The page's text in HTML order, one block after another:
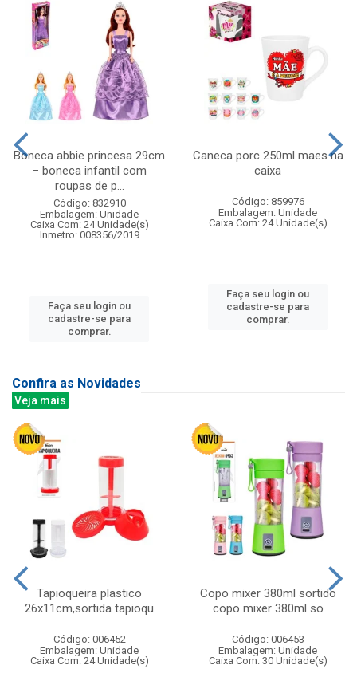
Boneca abbie princesa 29cm
– boneca infantil com
roupas de p...
Código: 832910
Embalagem: Unidade
Caixa Com: 24 Unidade(s)
Inmetro: 008356/2019
Faça seu login ou
cadastre-se para
comprar.
Caneca porc 250ml maes na
caixa
Código: 859976
Embalagem: Unidade
Caixa Com: 24 Unidade(s)
Faça seu login ou
cadastre-se para
comprar.
Confira as Novidades
Veja mais
Tapioqueira plastico
26x11cm,sortida tapioqu
Código: 006452
Embalagem: Unidade
Caixa Com: 24 Unidade(s)
Copo mixer 380ml sortido
copo mixer 380ml so
Código: 006453
Embalagem: Unidade
Caixa Com: 30 Unidade(s)